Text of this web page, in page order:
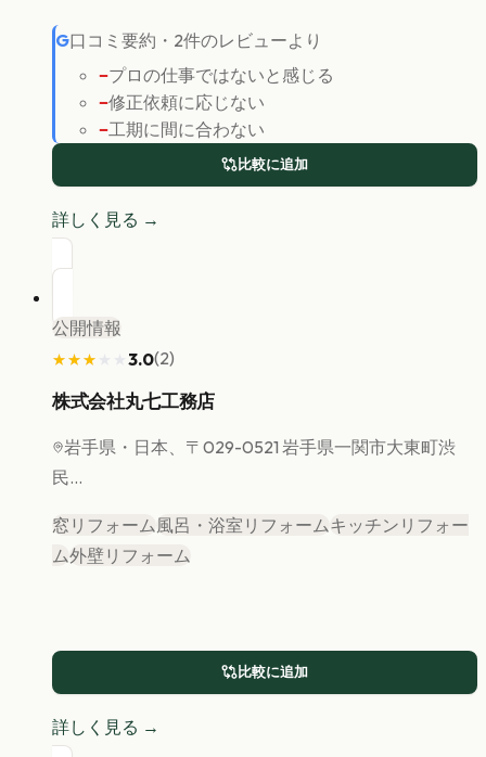
G口コミ要約 ・ 2件のレビューより
−プロの仕事ではないと感じる
−修正依頼に応じない
−工期に間に合わない
比較に追加
詳しく見る →
公開情報
★★★★★
★★★★★ 3.0(2)
株式会社丸七工務店
岩手県 ・日本、〒029-0521 岩手県一関市大東町渋
民...
窓リフォーム風呂・浴室リフォームキッチンリフォー
ム外壁リフォーム
比較に追加
詳しく見る →